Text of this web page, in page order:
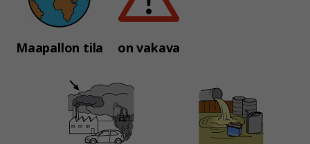
Maapallon tila on vakava